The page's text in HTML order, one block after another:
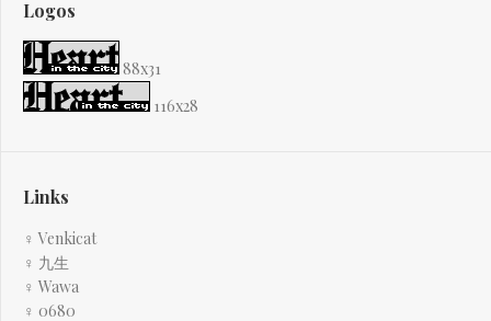
Logos
88x31
116x28
Links
♀ Venkicat
♀ 九生
♀ Wawa
♀ 0680